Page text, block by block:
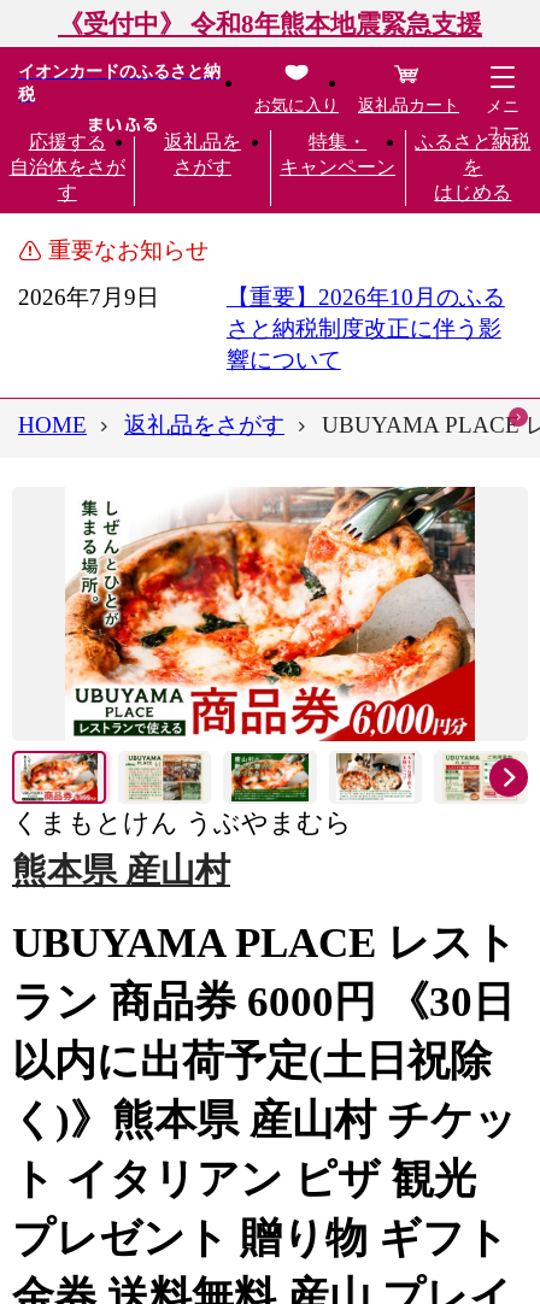
《受付中》 令和8年熊本地震緊急支援
イオンカードのふるさと納
税
応援する
自治体をさが
す
返礼品を
さがす
特集・
キャンペーン
ふるさと納税
を
はじめる
お気に入り 返礼品カート
メニ
ュー
重要なお知らせ
2026年7月9日
【重要】2026年10月のふる
さと納税制度改正に伴う影
響について
HOME 返礼品をさがす UBUYAMA PLACE
くまもとけん うぶやまむら
熊本県 産山村
UBUYAMA PLACE レスト
ラン 商品券 6000円 《30日
以内に出荷予定(土日祝除
く)》熊本県 産山村 チケッ
ト イタリアン ピザ 観光
プレゼント 贈り物 ギフト